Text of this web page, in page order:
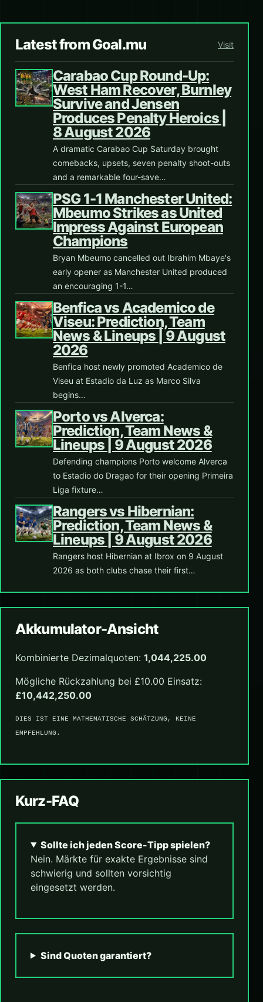
Latest from Goal.mu Visit
Carabao Cup Round-Up:
West Ham Recover, Burnley
Survive and Jensen
Produces Penalty Heroics |
8 August 2026
A dramatic Carabao Cup Saturday brought
comebacks, upsets, seven penalty shoot-outs
and a remarkable four-save…
PSG 1-1 Manchester United:
Mbeumo Strikes as United
Impress Against European
Champions
Bryan Mbeumo cancelled out Ibrahim Mbaye's
early opener as Manchester United produced
an encouraging 1-1…
Benfica vs Academico de
Viseu: Prediction, Team
News & Lineups | 9 August
2026
Benfica host newly promoted Academico de
Viseu at Estadio da Luz as Marco Silva
begins…
Porto vs Alverca:
Prediction, Team News &
Lineups | 9 August 2026
Defending champions Porto welcome Alverca
to Estadio do Dragao for their opening Primeira
Liga fixture…
Rangers vs Hibernian:
Prediction, Team News &
Lineups | 9 August 2026
Rangers host Hibernian at Ibrox on 9 August
2026 as both clubs chase their first…
Akkumulator-Ansicht
Kombinierte Dezimalquoten: 1,044,225.00
Mögliche Rückzahlung bei £10.00 Einsatz:
£10,442,250.00
DIES IST EINE MATHEMATISCHE SCHÄTZUNG, KEINE
EMPFEHLUNG.
Kurz-FAQ
Sollte ich jeden Score-Tipp spielen?
Nein. Märkte für exakte Ergebnisse sind
schwierig und sollten vorsichtig
eingesetzt werden.
Sind Quoten garantiert?